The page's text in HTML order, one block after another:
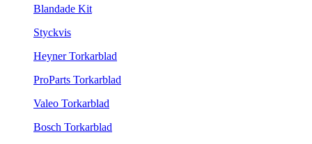
Blandade Kit
Styckvis
Heyner Torkarblad
ProParts Torkarblad
Valeo Torkarblad
Bosch Torkarblad